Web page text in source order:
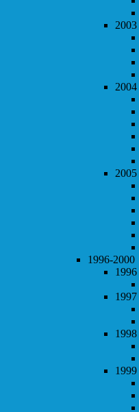
2003
2004
2005
1996-2000
1996
1997
1998
1999